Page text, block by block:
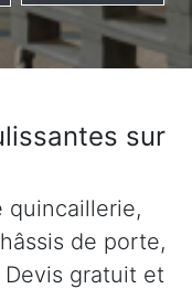
sur
quincaillerie,
de porte,
gratuit et